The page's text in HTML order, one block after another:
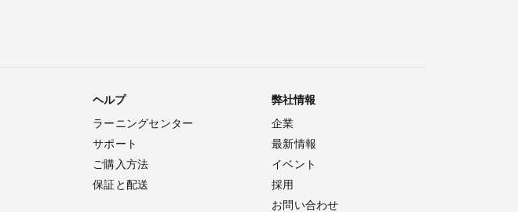
ヘルプ
ラーニングセンター
サポート
ご購入方法
保証と配送
弊社情報
企業
最新情報
イベント
採用
お問い合わせ